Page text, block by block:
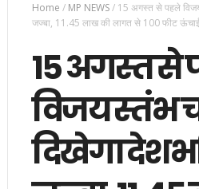
Home / MP NEWS/ 15 अगस्त से पहले विजय
जज्बा, 11.45 लाख की लागत से 100 फीट ऊंचाई
15 अगस्त से
विजय स्तंभ
दिखेगा